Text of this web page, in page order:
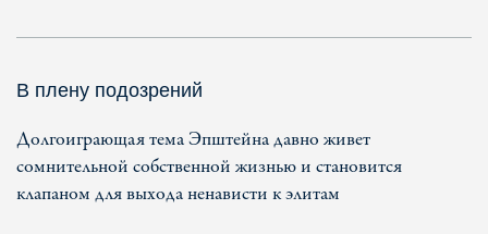
В плену подозрений
Долгоиграющая тема Эпштейна давно живет
сомнительной собственной жизнью и становится
клапаном для выхода ненависти к элитам